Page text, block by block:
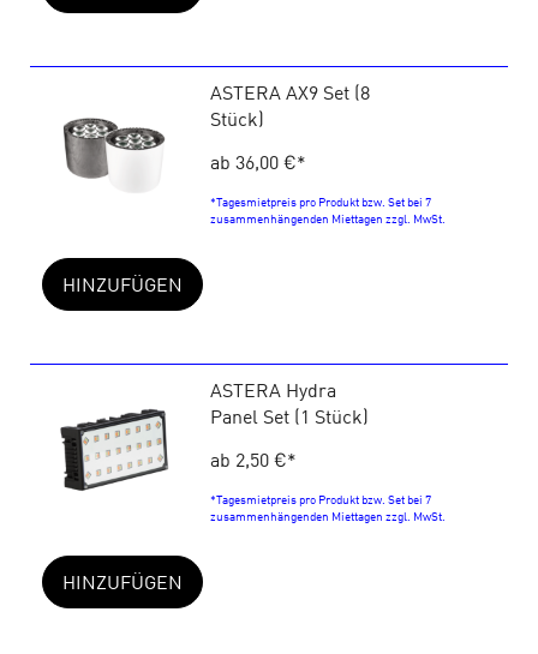
ASTERA AX9 Set (8
Stück)
ab 36,00 €*
*Tagesmietpreis pro Produkt bzw. Set bei 7
zusammenhängenden Miettagen zzgl. MwSt.
HINZUFÜGEN
ASTERA Hydra
Panel Set (1 Stück)
ab 2,50 €*
*Tagesmietpreis pro Produkt bzw. Set bei 7
zusammenhängenden Miettagen zzgl. MwSt.
HINZUFÜGEN